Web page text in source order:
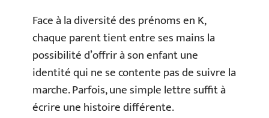
Face à la diversité des prénoms en K,
chaque parent tient entre ses mains la
possibilité d’offrir à son enfant une
identité qui ne se contente pas de suivre la
marche. Parfois, une simple lettre suffit à
écrire une histoire différente.